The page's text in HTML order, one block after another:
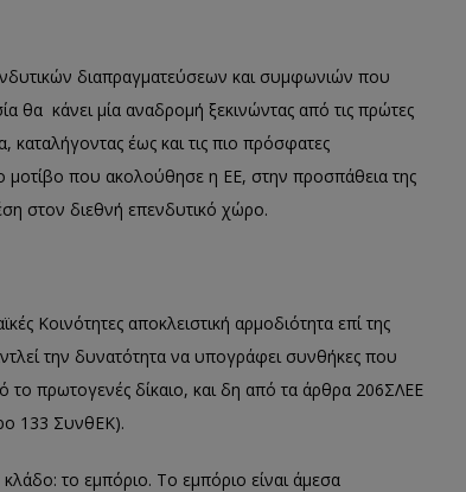
διαπραγματεύσεων και συμφωνιών που
θα κάνει μία αναδρομή ξεκινώντας από τις πρώτες
έως και τις πιο πρόσφατες
μοτίβο που ακολούθησε η ΕΕ, στην προσπάθεια της
στον διεθνή επενδυτικό χώρο.
Κοινότητες αποκλειστική αρμοδιότητα επί της
την δυνατότητα να υπογράφει συνθήκες που
το πρωτογενές δίκαιο, και δη από τα άρθρα 206ΣΛΕΕ
133 ΣυνθΕΚ).
το εμπόριο. Το εμπόριο είναι άμεσα